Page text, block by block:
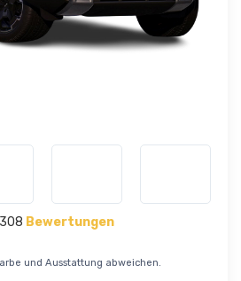
Bewertungen
und Ausstattung abweichen.